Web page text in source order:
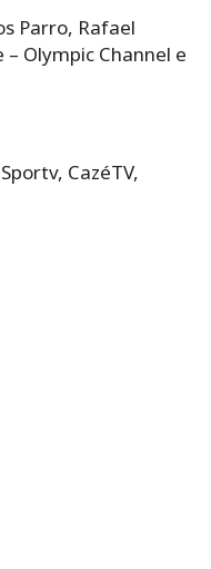
Parro, Rafael
Olympic Channel e
CazéTV,